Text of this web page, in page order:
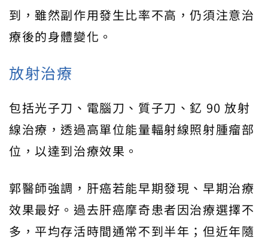
到，雖然副作用發生比率不高，仍須注意治
療後的身體變化。
放射治療
包括光子刀、電腦刀、質子刀、釔 90 放射
線治療，透過高單位能量輻射線照射腫瘤部
位，以達到治療效果。
郭醫師強調，肝癌若能早期發現、早期治療
效果最好。過去肝癌摩奇患者因治療選擇不
多，平均存活時間通常不到半年；但近年隨